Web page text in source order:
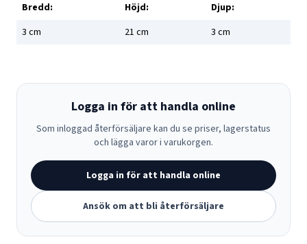
Bredd: Höjd:
Djup:
3 cm 21 cm 3 cm
Logga in för att handla online
Som inloggad återförsäljare kan du se priser, lagerstatus
och lägga varor i varukorgen.
Logga in för att handla online
Ansök om att bli återförsäljare